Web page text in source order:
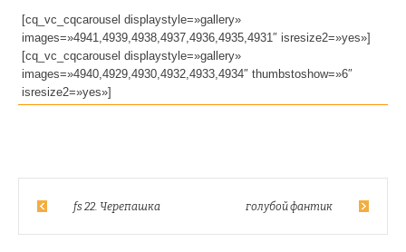
[cq_vc_cqcarousel displaystyle=»gallery»
images=»4941,4939,4938,4937,4936,4935,4931″ isresize2=»yes»]
[cq_vc_cqcarousel displaystyle=»gallery»
images=»4940,4929,4930,4932,4933,4934″ thumbstoshow=»6″
isresize2=»yes»]
fs 22. Черепашка голубой фантик